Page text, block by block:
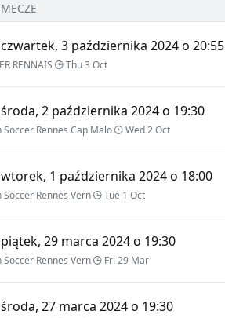
3 października 2024 o 20:55
RENNAIS Thu 3 Oct
2 października 2024 o 19:30
Rennes Cap Malo Wed 2 Oct
1 października 2024 o 18:00
Rennes Vern Tue 1 Oct
29 marca 2024 o 19:30
Rennes Vern Fri 29 Mar
27 marca 2024 o 19:30